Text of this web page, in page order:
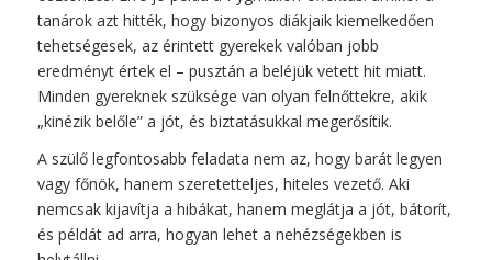
tanárok azt hitték, hogy bizonyos diákjaik kiemelkedően
tehetségesek, az érintett gyerekek valóban jobb
eredményt értek el – pusztán a beléjük vetett hit miatt.
Minden gyereknek szüksége van olyan felnőttekre, akik
„kinézik belőle” a jót, és biztatásukkal megerősítik.
A szülő legfontosabb feladata nem az, hogy barát legyen
vagy főnök, hanem szeretetteljes, hiteles vezető. Aki
nemcsak kijavítja a hibákat, hanem meglátja a jót, bátorít,
és példát ad arra, hogyan lehet a nehézségekben is